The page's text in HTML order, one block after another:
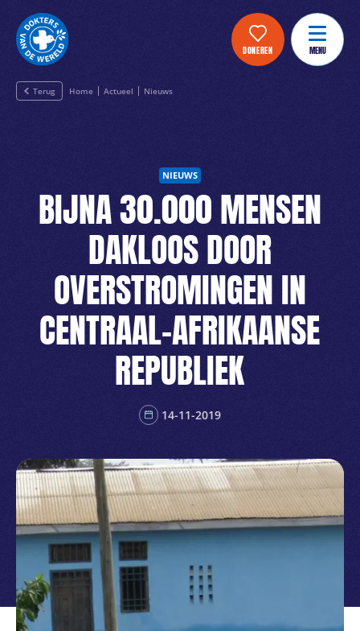
DONEREN MENU
Terug Home Actueel Nieuws
NIEUWS
BIJNA 30.000 MENSEN
DAKLOOS DOOR
OVERSTROMINGEN IN
CENTRAAL-AFRIKAANSE
REPUBLIEK
14-11-2019